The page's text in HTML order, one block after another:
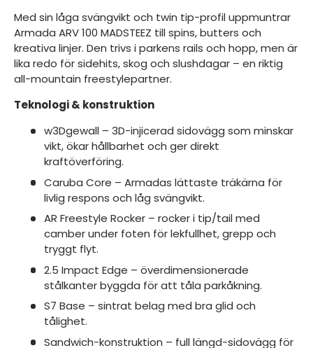
Med sin låga svängvikt och twin tip-profil uppmuntrar
Armada ARV 100 MADSTEEZ till spins, butters och
kreativa linjer. Den trivs i parkens rails och hopp, men är
lika redo för sidehits, skog och slushdagar – en riktig
all-mountain freestylepartner.
Teknologi & konstruktion
w3Dgewall – 3D-injicerad sidovägg som minskar
vikt, ökar hållbarhet och ger direkt
kraftöverföring.
Caruba Core – Armadas lättaste träkärna för
livlig respons och låg svängvikt.
AR Freestyle Rocker – rocker i tip/tail med
camber under foten för lekfullhet, grepp och
tryggt flyt.
2.5 Impact Edge – överdimensionerade
stålkanter byggda för att tåla parkåkning.
S7 Base – sintrat belag med bra glid och
tålighet.
Sandwich-konstruktion – full längd-sidovägg för